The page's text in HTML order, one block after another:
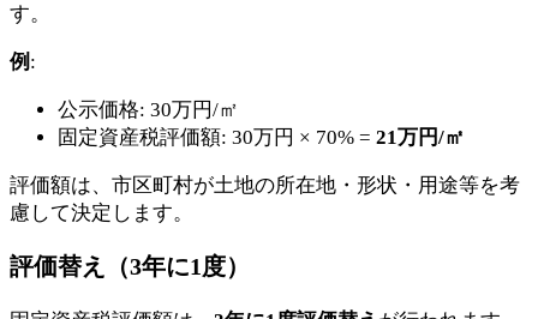
す。
例 :
公示価格: 30万円/㎡
固定資産税評価額: 30万円 × 70% = 21万円/㎡
評価額は、市区町村が土地の所在地・形状・用途等を考
慮して決定します。
評価替え（3年に1度）